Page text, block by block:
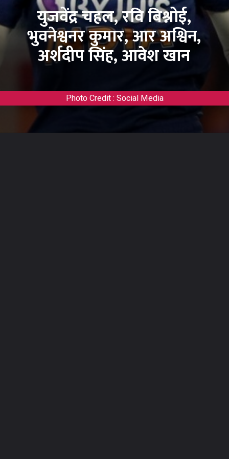
Photo Credit : Social Media
युजवेंद्र चहल, रवि बिश्नोई,
भुवनेश्वनर कुमार, आर अश्विन,
अर्शदीप सिंह, आवेश खान